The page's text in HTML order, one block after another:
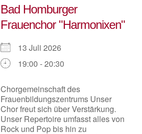
Bad Homburger
Frauenchor "Harmonixen"
13 Juli 2026
19:00 - 20:30
Chorgemeinschaft des
Frauenbildungszentrums Unser
Chor freut sich über Verstärkung.
Unser Repertoire umfasst alles von
Rock und Pop bis hin zu